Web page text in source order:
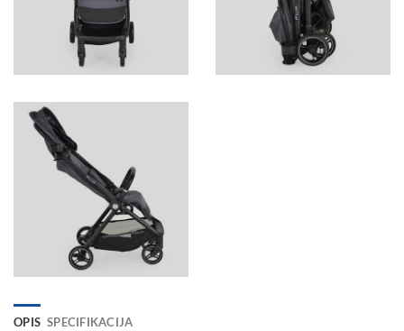
OPIS SPECIFIKACIJA